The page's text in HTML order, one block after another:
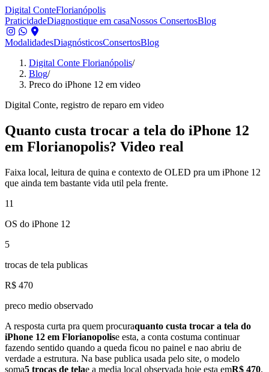
Digital ConteFlorianópolis
PraticidadeDiagnostique em casaNossos ConsertosBlog
ModalidadesDiagnósticosConsertosBlog
Digital Conte Florianópolis/
Blog/
Preco do iPhone 12 em video
Digital Conte, registro de reparo em video
Quanto custa trocar a tela do iPhone 12
em Florianopolis? Video real
Faixa local, leitura de quina e contexto de OLED pra um iPhone 12
que ainda tem bastante vida util pela frente.
11
OS do iPhone 12
5
trocas de tela publicas
R$ 470
preco medio observado
A resposta curta pra quem procuraquanto custa trocar a tela do
iPhone 12 em Florianopolise esta, a conta costuma continuar
fazendo sentido quando a queda ficou no painel e nao abriu de
verdade a estrutura. Na base publica usada pelo site, o modelo
soma5 trocas de telae a media local observada hoje esta emR$ 470.